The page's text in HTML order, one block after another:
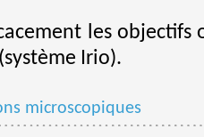
les objectifs
Irio).
microscopiques